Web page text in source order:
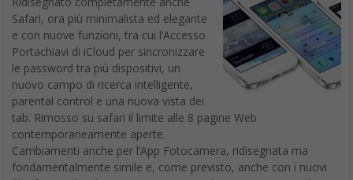
Safari, ora più minimalista ed elegante
e con nuove funzioni, tra cui l’Accesso
Portachiavi di iCloud per sincronizzare
le password tra più dispositivi, un
nuovo campo di ricerca intelligente,
parental control e una nuova vista dei
tab. Rimosso su safari il limite alle 8 pagine Web
contemporaneamente aperte.
Cambiamenti anche per l’App Fotocamera, ridisegnata ma
fondamentalmente simile e, come previsto, anche con i nuovi